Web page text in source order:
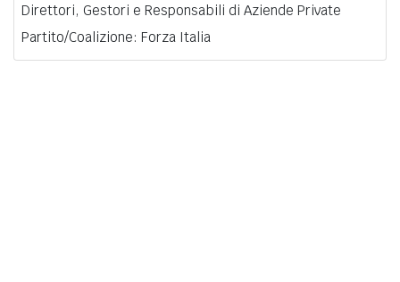
Direttori, Gestori e Responsabili di Aziende Private
Partito/Coalizione: Forza Italia